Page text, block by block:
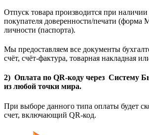
Отпуск товара производится при наличии
покупателя доверенности/печати (форма
личности (паспорта).
Мы предоставляем все документы
счёт, счёт-фактура, товарная накладная
2) Оплата по QR-коду через Систему
из любой точки мира.
При выборе данного типа оплаты будет
счет, включающий QR-код.